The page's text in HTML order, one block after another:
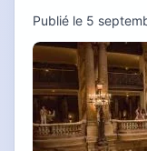
Publié le 5